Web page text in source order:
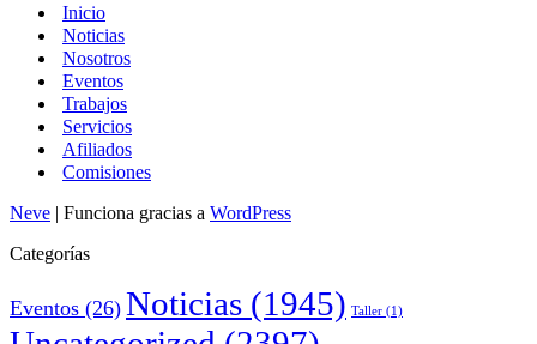
Inicio
Noticias
Nosotros
Eventos
Trabajos
Servicios
Afiliados
Comisiones
Neve | Funciona gracias a WordPress
Categorías
Eventos (26) Noticias (1945) Taller (1)